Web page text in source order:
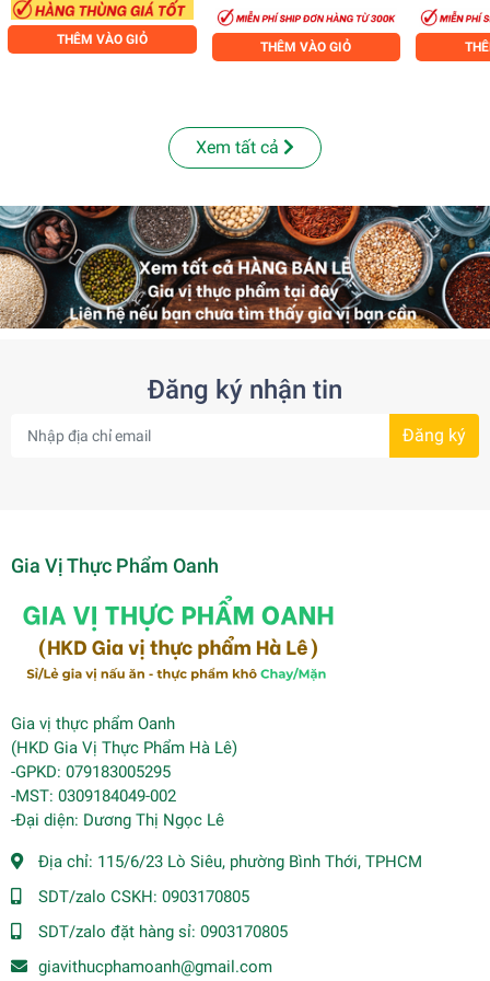
THÊM VÀO GIỎ
THÊM VÀO GIỎ
Xem tất cả
Đăng ký nhận tin
Đăng ký
Gia Vị Thực Phẩm Oanh
Gia vị thực phẩm Oanh
(HKD Gia Vị Thực Phẩm Hà Lê)
-GPKD: 079183005295
-MST: 0309184049-002
-Đại diện: Dương Thị Ngọc Lê
Địa chỉ: 115/6/23 Lò Siêu, phường Bình Thới, TPHCM
SDT/zalo CSKH: 0903170805
SDT/zalo đặt hàng sỉ: 0903170805
giavithucphamoanh@gmail.com